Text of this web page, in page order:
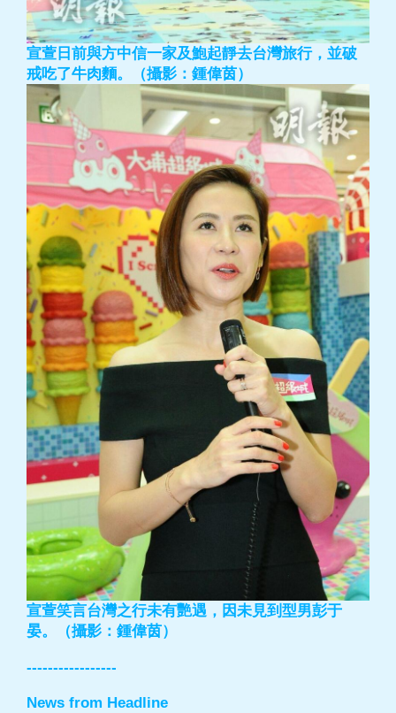
宣萱日前與方中信一家及鮑起靜去台灣旅行，並破
戒吃了牛肉麵。（攝影：鍾偉茵）
宣萱笑言台灣之行未有艷遇，因未見到型男彭于
晏。（攝影：鍾偉茵）
-----------------
News from Headline